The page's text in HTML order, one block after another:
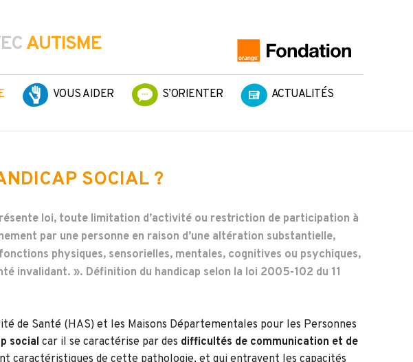
AUTISME
VOUS AIDER S’ORIENTER ACTUALITÉS
SOCIAL ?
loi, toute limitation d’activité ou restriction de participation à
par une personne en raison d’une altération substantielle,
physiques, sensorielles, mentales, cognitives ou psychiques,
invalidant. ». Définition du handicap selon la loi 2005-102 du 11
de Santé (HAS) et les Maisons Départementales pour les Personnes
social car il se caractérise par des difficultés de communication et de
caractéristiques de cette pathologie, et qui entravent les capacités